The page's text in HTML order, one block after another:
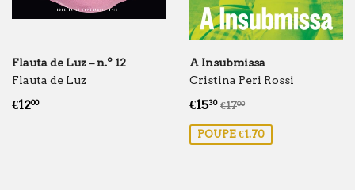
Flauta de Luz – n.º 12
Flauta de Luz
Preço
€1200€12.00
A Insubmissa
Cristina Peri Rossi
Preço
de
saldo
€1530 €15.30
Preço normal
€1700
POUPE €1.70